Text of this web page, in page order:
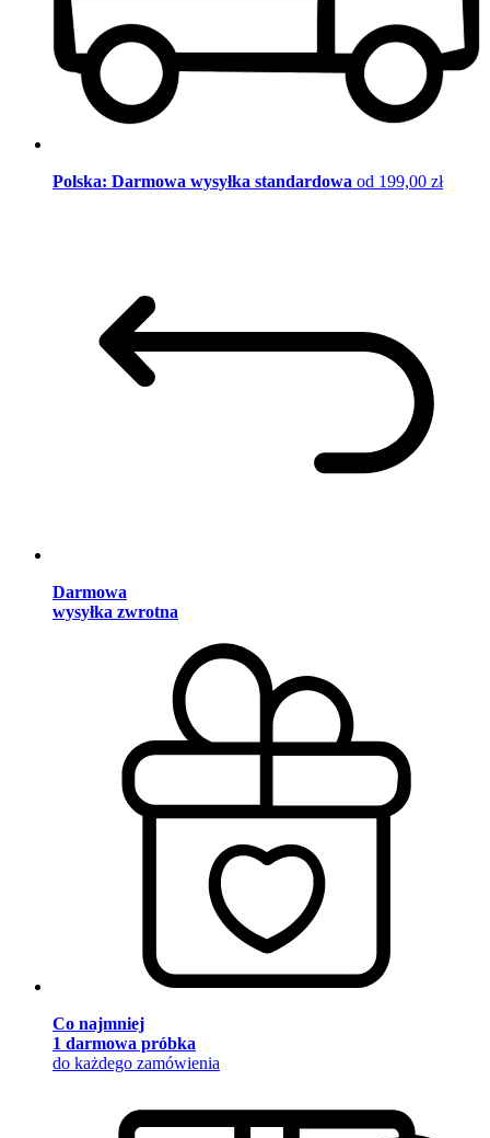
Polska: Darmowa wysyłka standardowa od 199,00 zł
Darmowa
wysyłka zwrotna
Co najmniej
1 darmowa próbka
do każdego zamówienia